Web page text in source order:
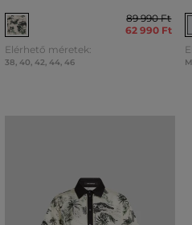
89 990 Ft
62 990 Ft
Elérhető méretek:
38 40 42 44 46 M